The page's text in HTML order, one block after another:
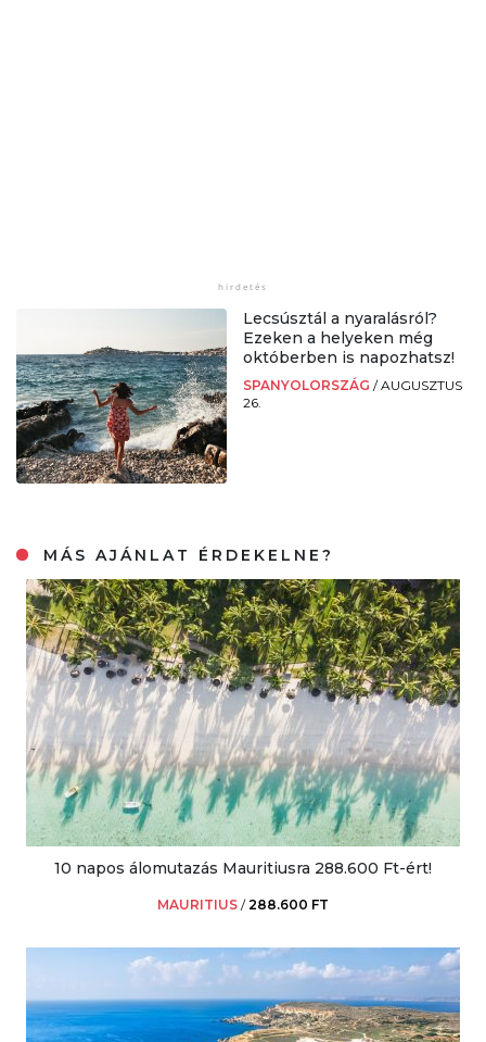
Lecsúsztál a nyaralásról?
Ezeken a helyeken még
októberben is napozhatsz!
SPANYOLORSZÁG /AUGUSZTUS
26.
MÁS AJÁNLAT ÉRDEKELNE?
10 napos álomutazás Mauritiusra 288.600 Ft-ért!
MAURITIUS /288.600 FT